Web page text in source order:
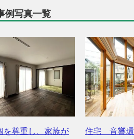
例写真一覧
を尊重し、家族が
住宅 音響環